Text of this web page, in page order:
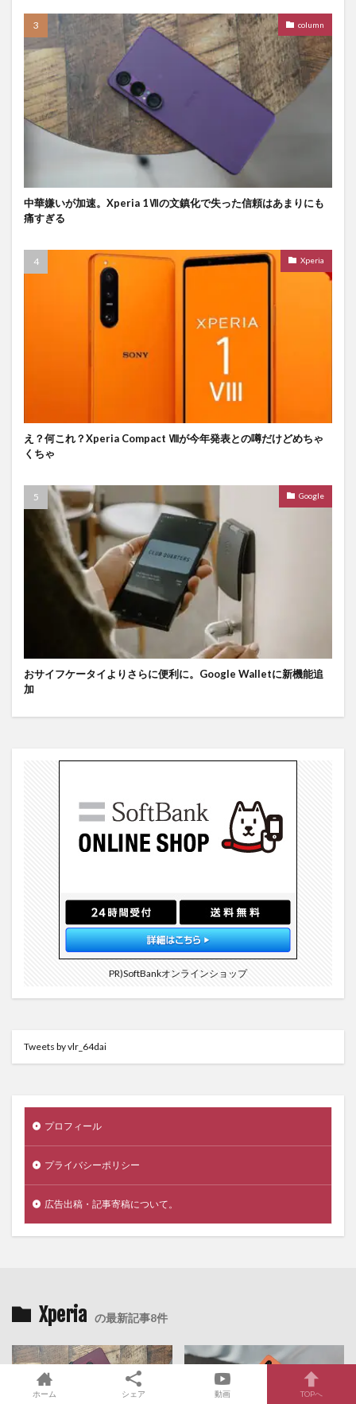
column
中華嫌いが加速。Xperia 1Ⅶの文鎮化で失った信頼はあまりにも
痛すぎる
Xperia
え？何これ？Xperia Compact Ⅷが今年発表との噂だけどめちゃ
くちゃ
Google
おサイフケータイよりさらに便利に。Google Walletに新機能追
加
PR)SoftBankオンラインショップ
Tweets by vlr_64dai
プロフィール
プライバシーポリシー
広告出稿・記事寄稿について。
Xperia の最新記事8件
ホーム シェア 動画 TOPへ